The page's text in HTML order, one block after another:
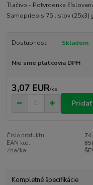
Tlačivo - Potvrdenka
Samopriepis 75 listov (25x3)
Dostupnosť Skladom
Nie sme platcovia DPH
3,07 EUR/ks
Číslo produktu:
EAN kód:
Značka:
Kompletné špecifikácie